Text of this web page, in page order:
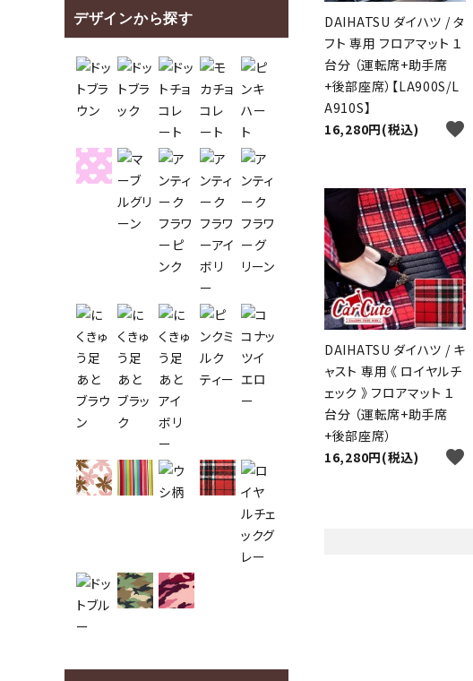
DAIHATSU ダイハツ / タ
フト 専用 フロアマット １
台分 （運転席+助手席
+後部座席）【LA900S/L
A910S】
16,280円(税込)
favorite
DAIHATSU ダイハツ / キ
ャスト 専用 《 ロイヤルチ
ェック 》 フロアマット １
台分 （運転席+助手席
+後部座席）
16,280円(税込)
favorite
デザインから探す